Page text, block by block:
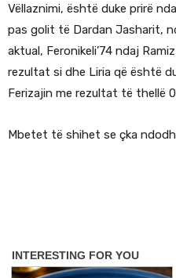
Vëllaznimi, është duke prirë
pas golit të Dardan Jasharit,
aktual, Feronikeli’74 ndaj
rezultat si dhe Liria që është
Ferizajin me rezultat të thellë
Mbetet të shihet se çka